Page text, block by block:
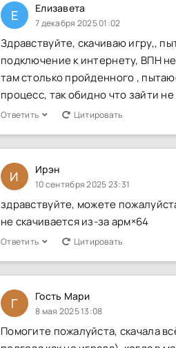
Е Елизавета
7 декабря 2025 01:02
Здравствуйте, скачиваю игру,,
подключение к интернету, ВПН
там столько пройденного ,
процесс, так обидно что зайти
Ответить Цитировать
И Ирэн
10 сентября 2025 23:31
здравствуйте, можете
не скачивается из-за арм×64
Ответить Цитировать
Г Гость Мари
8 мая 2025 13:08
Помогите пожалуйста, скачала